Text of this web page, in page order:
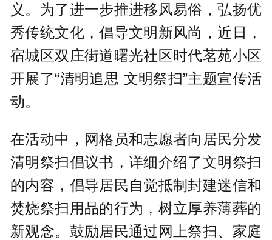
义。为了进一步推进移风易俗，弘扬优
秀传统文化，倡导文明新风尚，近日，
宿城区双庄街道曙光社区时代茗苑小区
开展了“清明追思 文明祭扫”主题宣传活
动。
在活动中，网格员和志愿者向居民分发
清明祭扫倡议书，详细介绍了文明祭扫
的内容，倡导居民自觉抵制封建迷信和
焚烧祭扫用品的行为，树立厚养薄葬的
新观念。鼓励居民通过网上祭扫、家庭